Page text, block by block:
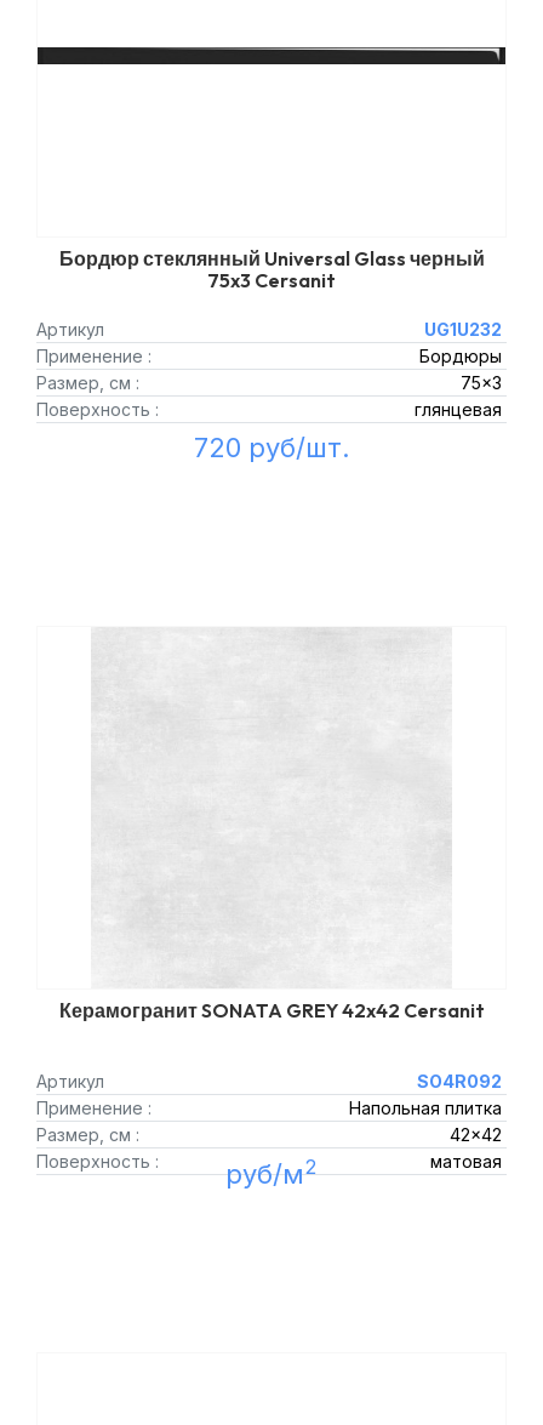
Бордюр стеклянный Universal Glass черный
75x3 Cersanit
Артикул
UG1U232
Применение :
Бордюры
Размер, см :
75x3
Поверхность :
глянцевая
720 руб/шт.
Керамогранит SONATA GREY 42x42 Cersanit
Артикул
SO4R092
Применение :
Напольная плитка
Размер, см :
42x42
Поверхность :
матовая
руб/м2